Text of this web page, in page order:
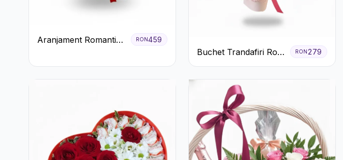
Aranjament Romantic
Trandafiri și
RON459
Buchet Trandafiri Roz
Pal și Eucalipt
RON279